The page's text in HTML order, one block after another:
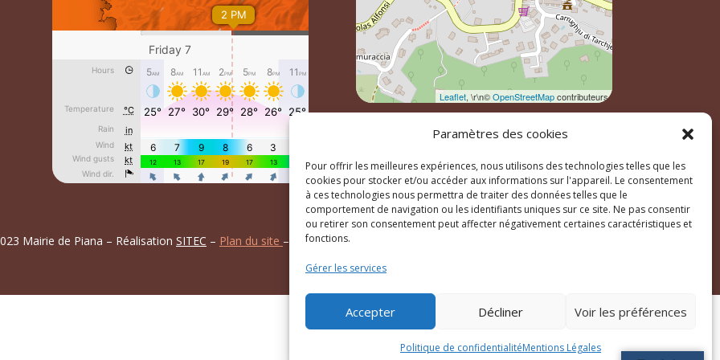
Paramètres des cookies
Pour offrir les meilleures expériences, nous utilisons des technologies telles que les
cookies pour stocker et/ou accéder aux informations sur l'appareil. Le consentement
à ces technologies nous permettra de traiter des données telles que le
comportement de navigation ou les identifiants uniques sur ce site. Ne pas consentir
ou retirer son consentement peut affecter négativement certaines caractéristiques et
fonctions.
Gérer les services
Accepter Décliner Voir les préférences
Politique de confidentialitéMentions Légales
Leaflet, \r\n©OpenStreetMapcontributeurs
Mairie de Piana – Réalisation SITEC – Plan du site – Mention Légales